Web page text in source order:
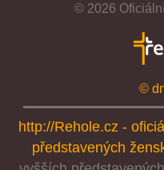
© 2026
©
http://Rehole.cz -
představených